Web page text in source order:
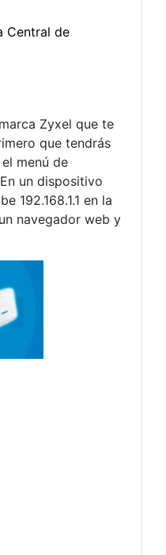
Zyxel que te
que tendrás
menú de
un dispositivo
192.168.1.1 en la
navegador web y